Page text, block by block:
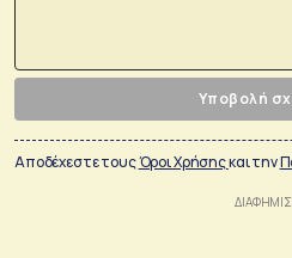
Υποβολή
Αποδέχεστε τουςΌροι Χρήσηςκαι την